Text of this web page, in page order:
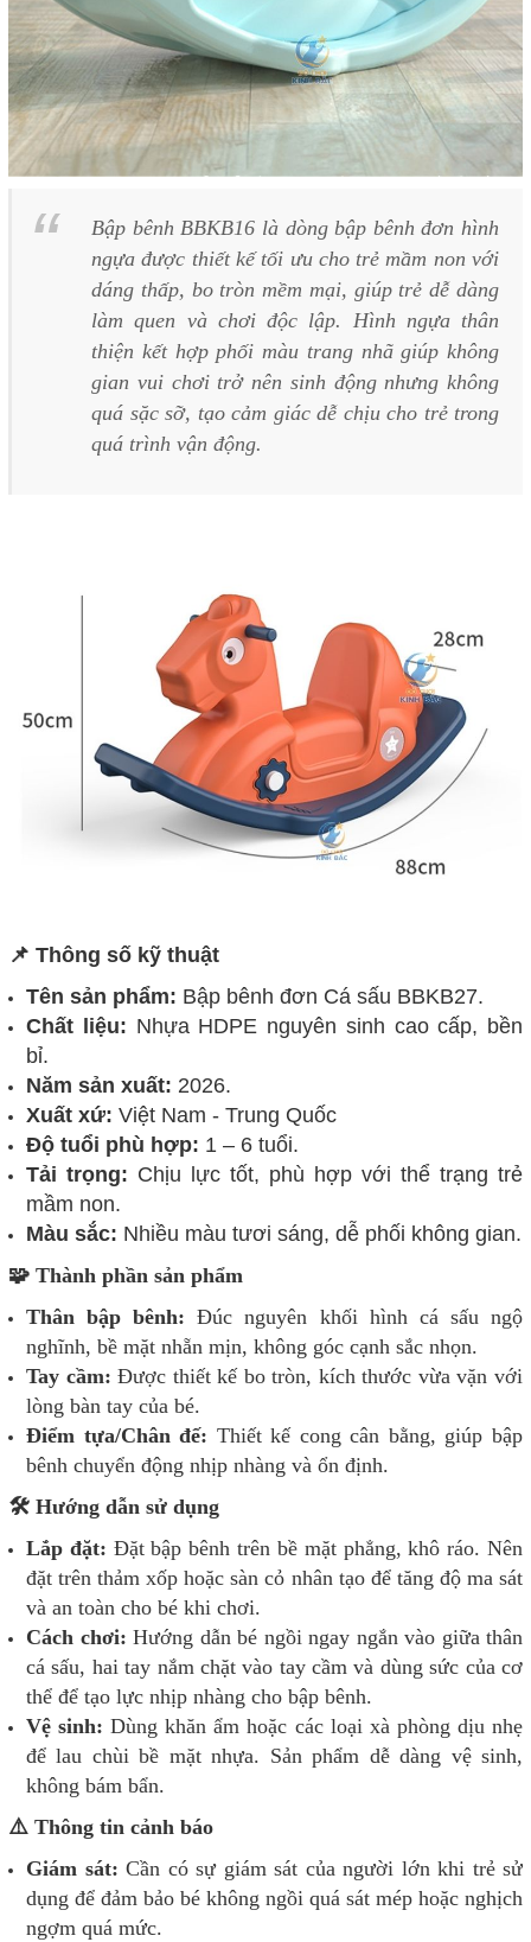
Bập bênh BBKB16 là dòng bập bênh đơn hình
ngựa được thiết kế tối ưu cho trẻ mầm non với
dáng thấp, bo tròn mềm mại, giúp trẻ dễ dàng
làm quen và chơi độc lập. Hình ngựa thân
thiện kết hợp phối màu trang nhã giúp không
gian vui chơi trở nên sinh động nhưng không
quá sặc sỡ, tạo cảm giác dễ chịu cho trẻ trong
quá trình vận động.
📌 Thông số kỹ thuật
Tên sản phẩm: Bập bênh đơn Cá sấu BBKB27.
Chất liệu: Nhựa HDPE nguyên sinh cao cấp, bền
bỉ.
Năm sản xuất: 2026.
Xuất xứ: Việt Nam - Trung Quốc
Độ tuổi phù hợp: 1 – 6 tuổi.
Tải trọng: Chịu lực tốt, phù hợp với thể trạng trẻ
mầm non.
Màu sắc: Nhiều màu tươi sáng, dễ phối không gian.
🧩 Thành phần sản phẩm
Thân bập bênh: Đúc nguyên khối hình cá sấu ngộ
nghĩnh, bề mặt nhẵn mịn, không góc cạnh sắc nhọn.
Tay cầm: Được thiết kế bo tròn, kích thước vừa vặn với
lòng bàn tay của bé.
Điểm tựa/Chân đế: Thiết kế cong cân bằng, giúp bập
bênh chuyển động nhịp nhàng và ổn định.
🛠️ Hướng dẫn sử dụng
Lắp đặt: Đặt bập bênh trên bề mặt phẳng, khô ráo. Nên
đặt trên thảm xốp hoặc sàn cỏ nhân tạo để tăng độ ma sát
và an toàn cho bé khi chơi.
Cách chơi: Hướng dẫn bé ngồi ngay ngắn vào giữa thân
cá sấu, hai tay nắm chặt vào tay cầm và dùng sức của cơ
thể để tạo lực nhịp nhàng cho bập bênh.
Vệ sinh: Dùng khăn ẩm hoặc các loại xà phòng dịu nhẹ
để lau chùi bề mặt nhựa. Sản phẩm dễ dàng vệ sinh,
không bám bẩn.
⚠️ Thông tin cảnh báo
Giám sát: Cần có sự giám sát của người lớn khi trẻ sử
dụng để đảm bảo bé không ngồi quá sát mép hoặc nghịch
ngợm quá mức.